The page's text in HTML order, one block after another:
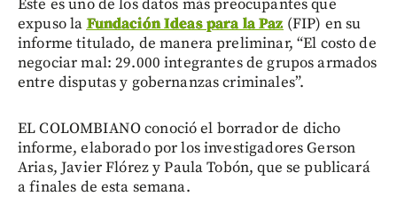
Este es uno de los datos más preocupantes que
expuso la Fundación Ideas para la Paz (FIP) en su
informe titulado, de manera preliminar, “El costo de
negociar mal: 29.000 integrantes de grupos armados
entre disputas y gobernanzas criminales”.
EL COLOMBIANO conoció el borrador de dicho
informe, elaborado por los investigadores Gerson
Arias, Javier Flórez y Paula Tobón, que se publicará
a finales de esta semana.